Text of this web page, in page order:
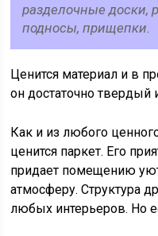
разделочные доски,
подносы, прищепки.
Ценится материал и в
он достаточно твердый
Как и из любого
ценится паркет. Его
придает помещению
атмосферу. Структура
любых интерьеров. Но